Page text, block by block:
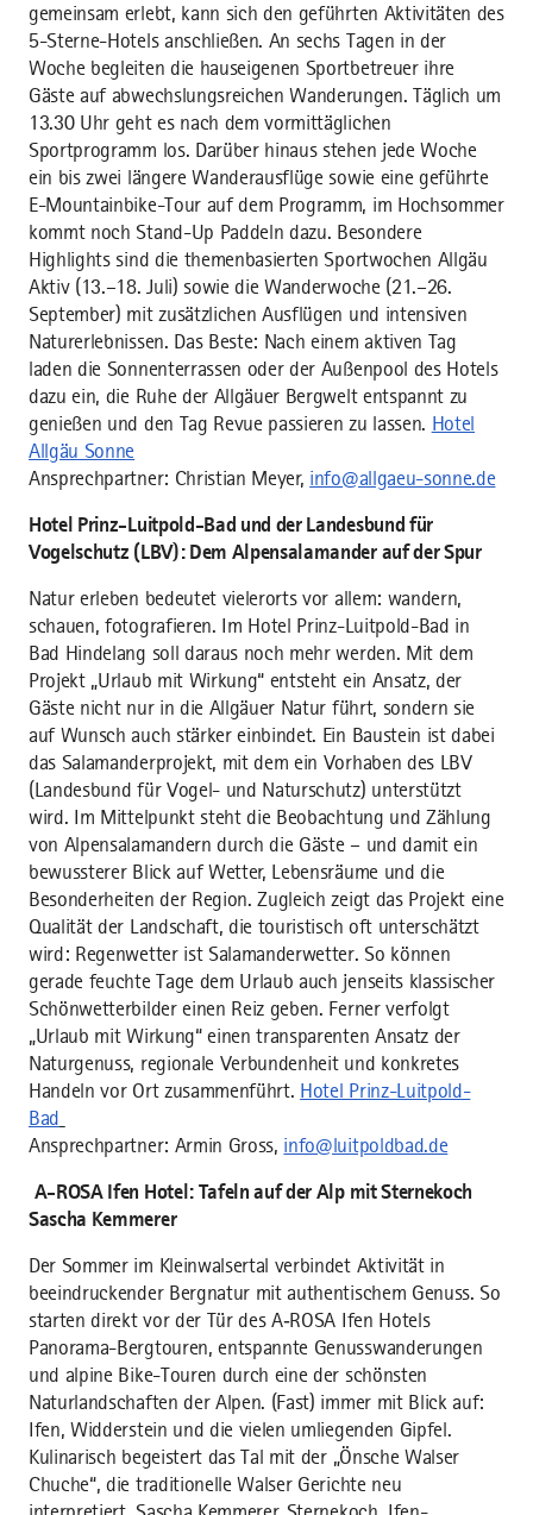
gemeinsam erlebt, kann sich den geführten Aktivitäten des
5-Sterne-Hotels anschließen. An sechs Tagen in der
Woche begleiten die hauseigenen Sportbetreuer ihre
Gäste auf abwechslungsreichen Wanderungen. Täglich um
13.30 Uhr geht es nach dem vormittäglichen
Sportprogramm los. Darüber hinaus stehen jede Woche
ein bis zwei längere Wanderausflüge sowie eine geführte
E-Mountainbike-Tour auf dem Programm, im Hochsommer
kommt noch Stand-Up Paddeln dazu. Besondere
Highlights sind die themenbasierten Sportwochen Allgäu
Aktiv (13.–18. Juli) sowie die Wanderwoche (21.–26.
September) mit zusätzlichen Ausflügen und intensiven
Naturerlebnissen. Das Beste: Nach einem aktiven Tag
laden die Sonnenterrassen oder der Außenpool des Hotels
dazu ein, die Ruhe der Allgäuer Bergwelt entspannt zu
genießen und den Tag Revue passieren zu lassen. Hotel
Allgäu Sonne
Ansprechpartner: Christian Meyer, info@allgaeu-sonne.de
Hotel Prinz-Luitpold-Bad und der Landesbund für
Vogelschutz (LBV): Dem Alpensalamander auf der Spur
Natur erleben bedeutet vielerorts vor allem: wandern,
schauen, fotografieren. Im Hotel Prinz-Luitpold-Bad in
Bad Hindelang soll daraus noch mehr werden. Mit dem
Projekt „Urlaub mit Wirkung“ entsteht ein Ansatz, der
Gäste nicht nur in die Allgäuer Natur führt, sondern sie
auf Wunsch auch stärker einbindet. Ein Baustein ist dabei
das Salamanderprojekt, mit dem ein Vorhaben des LBV
(Landesbund für Vogel- und Naturschutz) unterstützt
wird. Im Mittelpunkt steht die Beobachtung und Zählung
von Alpensalamandern durch die Gäste – und damit ein
bewussterer Blick auf Wetter, Lebensräume und die
Besonderheiten der Region. Zugleich zeigt das Projekt eine
Qualität der Landschaft, die touristisch oft unterschätzt
wird: Regenwetter ist Salamanderwetter. So können
gerade feuchte Tage dem Urlaub auch jenseits klassischer
Schönwetterbilder einen Reiz geben. Ferner verfolgt
„Urlaub mit Wirkung“ einen transparenten Ansatz der
Naturgenuss, regionale Verbundenheit und konkretes
Handeln vor Ort zusammenführt. Hotel Prinz-Luitpold-
Bad
Ansprechpartner: Armin Gross, info@luitpoldbad.de
A-ROSA Ifen Hotel: Tafeln auf der Alp mit Sternekoch
Sascha Kemmerer
Der Sommer im Kleinwalsertal verbindet Aktivität in
beeindruckender Bergnatur mit authentischem Genuss. So
starten direkt vor der Tür des A‑ROSA Ifen Hotels
Panorama-Bergtouren, entspannte Genusswanderungen
und alpine Bike-Touren durch eine der schönsten
Naturlandschaften der Alpen. (Fast) immer mit Blick auf:
Ifen, Widderstein und die vielen umliegenden Gipfel.
Kulinarisch begeistert das Tal mit der „Önsche Walser
Chuche“, die traditionelle Walser Gerichte neu